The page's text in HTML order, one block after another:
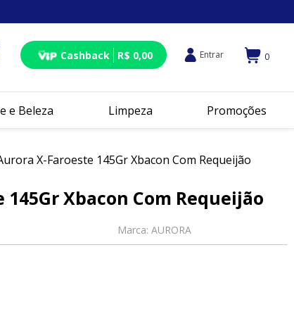
Cashback R$ 0,00 Entrar 0
e Beleza Limpeza Promoções
X-Faroeste 145Gr Xbacon Com Requeijão
Xbacon Com Requeijão
Marca: AURORA